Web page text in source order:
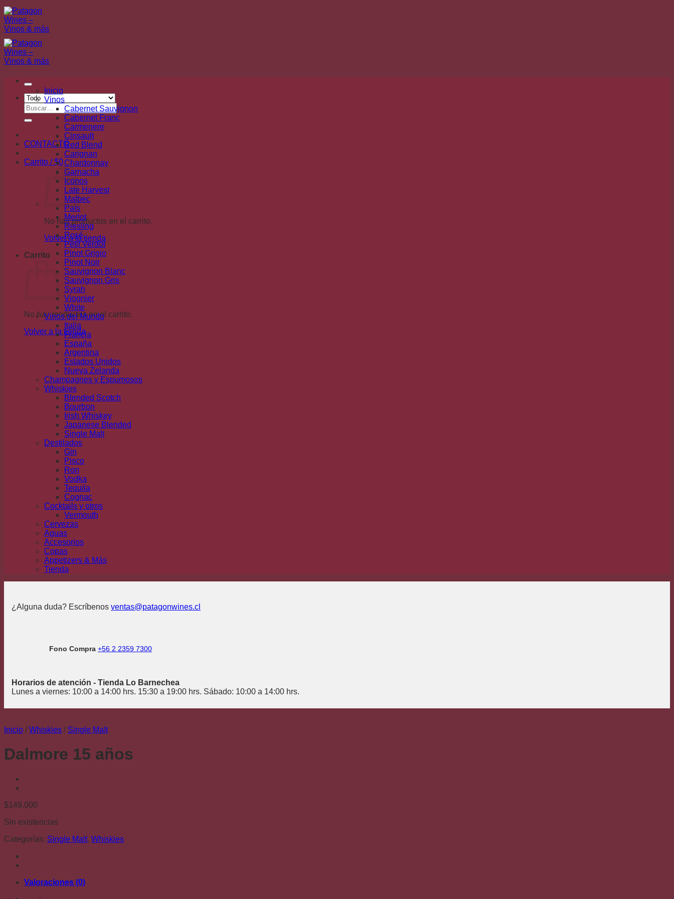
Saltar
al
contenido
Buscar
por:
CONTACTO
Carrito /$0
No hay productos en el carrito.
Volver a la tienda
Carrito
No hay productos en el carrito.
Volver a la tienda
Inicio
Vinos
Cabernet Sauvignon
Cabernet Franc
Carmenere
Cinsault
Red Blend
Carignan
Chardonnay
Garnacha
Iconos
Late Harvest
Malbec
País
Merlot
Riesling
Rosé
Petit Verdot
Pinot Grigio
Pinot Noir
Sauvignon Blanc
Sauvignon Gris
Syrah
Viognier
White
Vinos del Mundo
Italia
Francia
España
Argentina
Estados Unidos
Nueva Zelanda
Champagnes y Espumosos
Whiskies
Blended Scotch
Bourbon
Irish Whiskey
Japanese Blended
Single Malt
Destilados
Gin
Pisco
Ron
Vodka
Tequila
Cognac
Cocktails y otros
Vermouth
Cervezas
Aguas
Accesorios
Copas
Appetizers & Más
Tienda
¿Alguna duda? Escríbenos ventas@patagonwines.cl
Fono Compra +56 2 2359 7300
Horarios de atención - Tienda Lo Barnechea
Lunes a viernes: 10:00 a 14:00 hrs. 15:30 a 19:00 hrs. Sábado: 10:00 a 14:00 hrs.
Inicio / Whiskies / Single Malt
Dalmore 15 años
$149.000
Sin existencias
Categorías: Single Malt, Whiskies
Valoraciones (0)